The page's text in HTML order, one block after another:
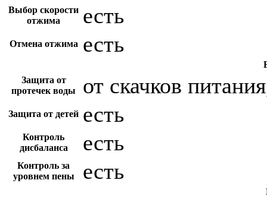
Выбор скорости
отжима
есть
Отмена отжима есть
Защита от
протечек воды
от скачков
Защита от детей есть
Контроль
дисбаланса
есть
Контроль за
уровнем пены
есть